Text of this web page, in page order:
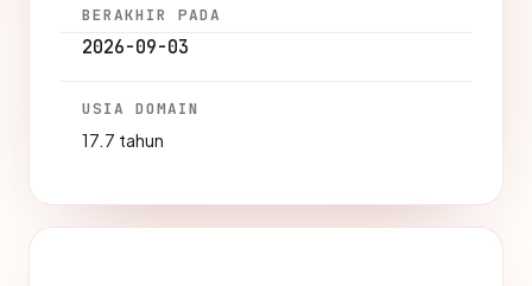
BERAKHIR PADA
2026-09-03
USIA DOMAIN
17.7 tahun